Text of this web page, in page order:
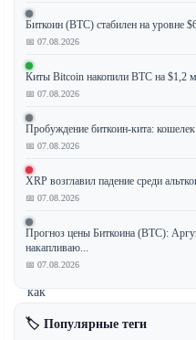
отставания
на
эскалации
геополитической
напряженности,
в
то
время
как
активы-
убежища,
такие
как
и
Биткоин (BTC) стабилен на уровне
📅 07.08.2026
Киты Bitcoin накопили BTC на $1,2
📅 07.08.2026
Пробуждение биткоин-кита:
📅 07.08.2026
XRP возглавил падение среди
📅 07.08.2026
Прогноз цены Биткоина (BTC):
накапливаю...
📅 07.08.2026
🏷️ Популярные теги